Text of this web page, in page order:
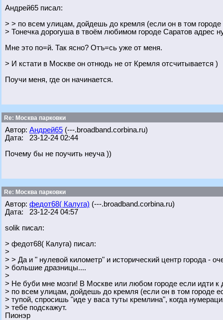
Андрей65 писал:
> > по всем улицам, дойдешь до кремля (если он в том городе
> Тонечка дорогуша в твоём любимом городе Саратов адрес
Мне это по=й. Так ясно? Отъ=сь уже от меня.
> И кстати в Москве он отнюдь не от Кремля отсчитывается )
Поучи меня, где он начинается.
Re: Москва парковки
Автор: Андрей65 (---.broadband.corbina.ru)
Дата: 23-12-24 02:44
Почему бы не поучить неуча ))
Re: Москва парковки
Автор: федот68( Калуга) (---.broadband.corbina.ru)
Дата: 23-12-24 04:57
solik писал:
> федот68( Калуга) писал:
>
> > Да и " нулевой километр" и исторический центр города -
> большие дразницы....
>
> Не буби мне мозги! В Москве или любом городе если идти
> по всем улицам, дойдешь до кремля (если он в том городе
> тупой, спросишь "иде у васа туты кремлина", когда
> тебе подскажут.
Пионэр